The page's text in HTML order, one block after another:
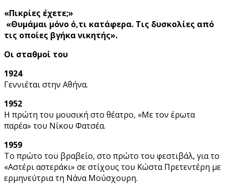
«Πικρίες έχετε;»
«Θυμάμαι μόνο ό,τι κατάφερα. Τις δυσκολίες από
τις οποίες βγήκα νικητής».
Οι σταθμοί του
1924
Γεννιέται στην Αθήνα.
1952
Η πρώτη του μουσική στο θέατρο, «Με τον έρωτα
παρέα» του Νίκου Φατσέα.
1959
Το πρώτο του βραβείο, στο πρώτο του φεστιβάλ, για το
«Αστέρι αστεράκι» σε στίχους του Κώστα Πρετεντέρη με
ερμηνεύτρια τη Νάνα Μούσχουρη.